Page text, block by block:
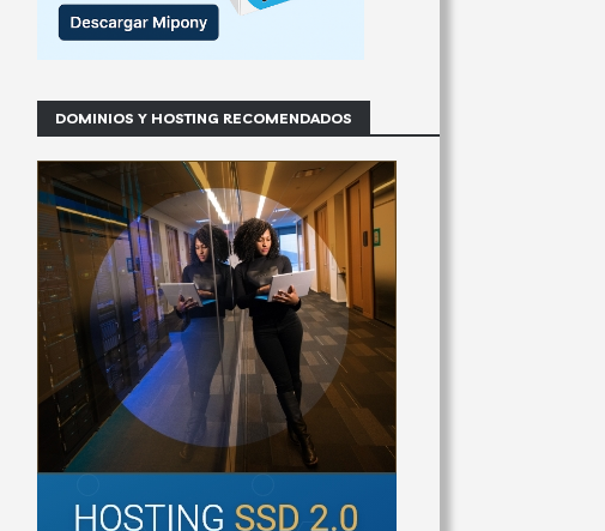
DOMINIOS Y HOSTING RECOMENDADOS